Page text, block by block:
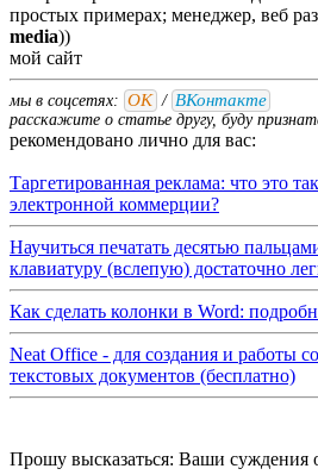
простых примерах; менеджер, веб
media))
мой сайт
мы в соцсетях: ОК / ВКонтакте
расскажите о статье другу, буду
рекомендовано лично для вас:
Таргетированная реклама: что это
электронной коммерции?
Научиться печатать десятью
клавиатуру (вслепую) достаточно
Как сделать колонки в Word:
Neat Office - для создания и работы
текстовых документов (бесплатно)
Прошу высказаться: Ваши суждения